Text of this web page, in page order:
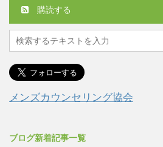
購読する
メンズカウンセリング協会
ブログ新着記事一覧